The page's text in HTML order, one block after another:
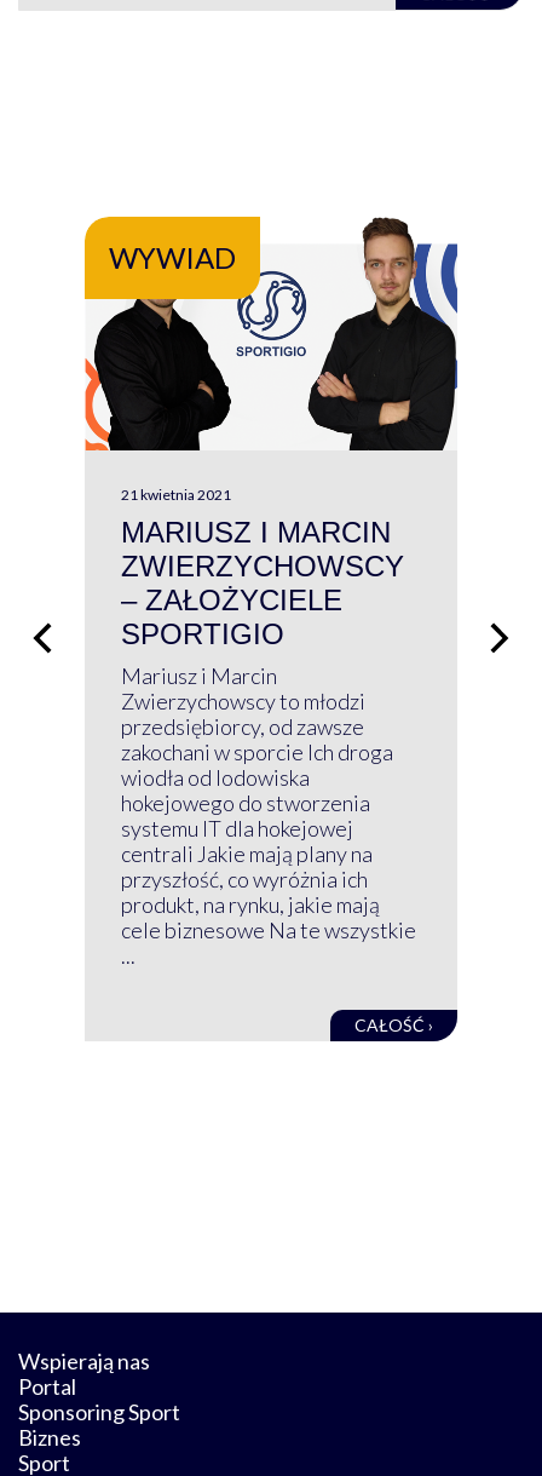
WYWIAD
21 kwietnia 2021
MARIUSZ I MARCIN
ZWIERZYCHOWSCY
– ZAŁOŻYCIELE
SPORTIGIO
Mariusz i Marcin
Zwierzychowscy to młodzi
przedsiębiorcy, od zawsze
zakochani w sporcie Ich droga
wiodła od lodowiska
hokejowego do stworzenia
systemu IT dla hokejowej
centrali Jakie mają plany na
przyszłość, co wyróżnia ich
produkt, na rynku, jakie mają
cele biznesowe Na te wszystkie
...
CAŁOŚĆ ›
Wspierają nas
Portal
Sponsoring Sport
Biznes
Sport